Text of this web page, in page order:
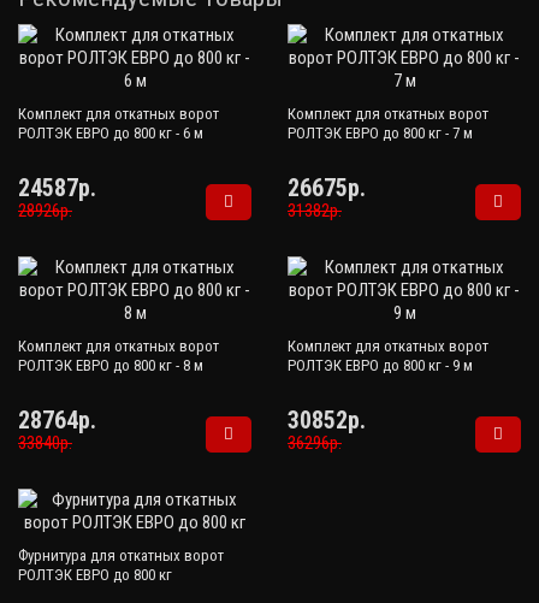
Комплект для откатных ворот
РОЛТЭК ЕВРО до 800 кг - 6 м
24587р.
28926р.
Комплект для откатных ворот
РОЛТЭК ЕВРО до 800 кг - 7 м
26675р.
31382р.
Комплект для откатных ворот
РОЛТЭК ЕВРО до 800 кг - 8 м
28764р.
33840р.
Комплект для откатных ворот
РОЛТЭК ЕВРО до 800 кг - 9 м
30852р.
36296р.
Фурнитура для откатных ворот
РОЛТЭК ЕВРО до 800 кг